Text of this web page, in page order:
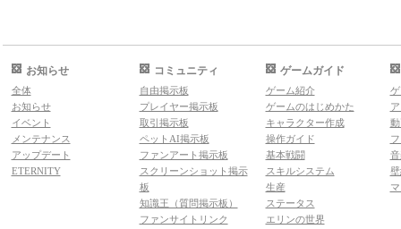
お知らせ
全体
お知らせ
イベント
メンテナンス
アップデート
ETERNITY
コミュニティ
自由掲示板
プレイヤー掲示板
取引掲示板
ペットAI掲示板
ファンアート掲示板
スクリーンショット掲示
板
知識王（質問掲示板）
ファンサイトリンク
ゲームガイド
ゲーム紹介
ゲームのはじめかた
キャラクター作成
操作ガイド
基本戦闘
スキルシステム
生産
ステータス
エリンの世界